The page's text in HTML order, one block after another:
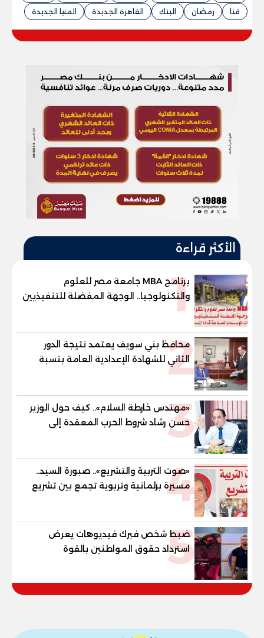
قنا
رمضان البنك القاهرة الجديدة المنيا الجديدة
الأكثر قراءة
1
برنامج MBA جامعة مصر للعلوم
والتكنولوجيا.. الوجهة المفضلة للتنفيذيين
وقيادات المؤسسات لصناعة قادة
2
محافظ بني سويف يعتمد نتيجة الدور
الثاني للشهادة الإعدادية العامة بنسبة
والنور للمكفوفين
3
«مهندس خارطة السلام».. كيف حول الوزير
حسن رشاد شروط الحرب المعقدة إلى
"خارطة طريق" للانسحاب والإعمار؟
4
«صوت التربية والتشريع».. صبورة السيد..
مسيرة برلمانية وتربوية تجمع بين تشريع
القوانين وصناعة الأجيال لبناء الإنسان
5
ضبط شخص فبرك فيديوهات يعرض
استرداد حقوق المواطنين بالقوة